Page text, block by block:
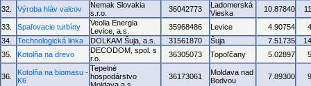
32. Výroba hláv valcov
Nemak Slovakia
s.r.o.
36042773
Ladomerská
Vieska
10.87840
33. Spaľovacie turbíny
Veolia Energia
Levice, a.s.
35968486 Levice 4.90754
34.
Technologická linka DOLKAM Šuja, a.s. 31561870 Šuja 7.51735
35.
Kotolňa na drevo
DECODOM, spol. s
r.o.
36305073 Topoľčany 5.02897
36.
Kotolňa na biomasu -
K6
Tepelné
hospodárstvo
36173061
Moldava nad
Bodvou
7.89300